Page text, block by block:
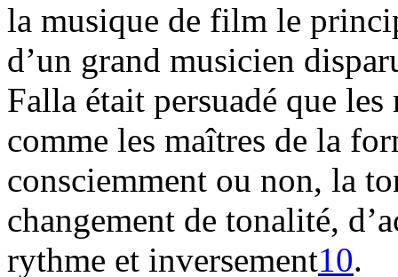
la musique de film le
d’un grand musicien
Falla était persuadé que
comme les maîtres de la
consciemment ou non, la
changement de tonalité,
rythme et inversement10.